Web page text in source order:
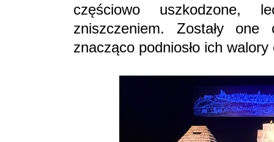
częściowo uszkodzone,
zniszczeniem. Zostały one
znacząco podniosło ich